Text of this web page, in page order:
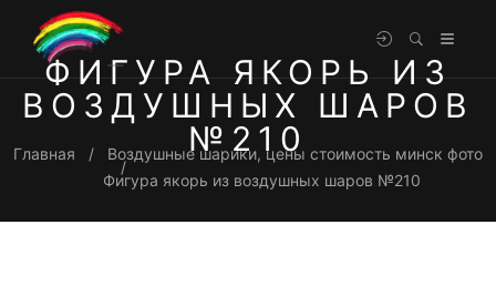
ФИГУРА ЯКОРЬ ИЗ
ВОЗДУШНЫХ ШАРОВ
№210
Главная
Воздушные шарики, цены стоимость минск фото
Фигура якорь из воздушных шаров №210